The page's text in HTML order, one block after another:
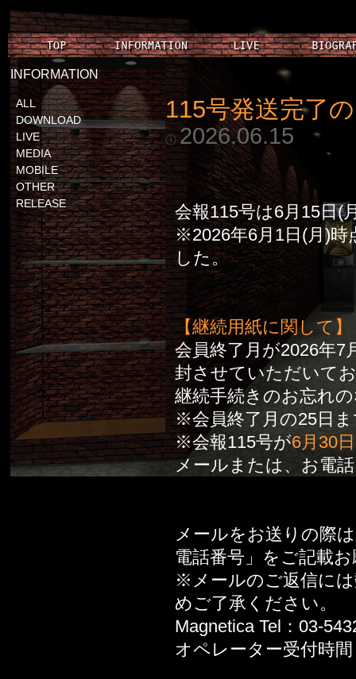
INFORMATION
ALL
DOWNLOAD
LIVE
MEDIA
MOBILE
OTHER
RELEASE
115号発送完了
2026.06.15
会報115号は6月15日(
※2026年6月1日(月)時
した。
【継続用紙に関して】
会員終了月が2026年7
封させていただいて
継続手続きのお忘れ
※会員終了月の25日
※会報115号が6月30日
メールまたは、お電
メールをお送りの際
電話番号」をご記載
※メールのご返信に
めご了承ください。
Magnetica Tel：03-
オペレーター受付時